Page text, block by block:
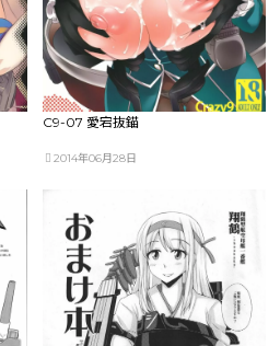
C9-07 愛宕抜錨
2014年06月28日